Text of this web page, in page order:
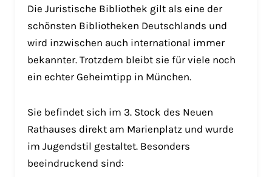
Die Juristische Bibliothek gilt als eine der
schönsten Bibliotheken Deutschlands und
wird inzwischen auch international immer
bekannter. Trotzdem bleibt sie für viele noch
ein echter Geheimtipp in München.
Sie befindet sich im 3. Stock des Neuen
Rathauses direkt am Marienplatz und wurde
im Jugendstil gestaltet. Besonders
beeindruckend sind: